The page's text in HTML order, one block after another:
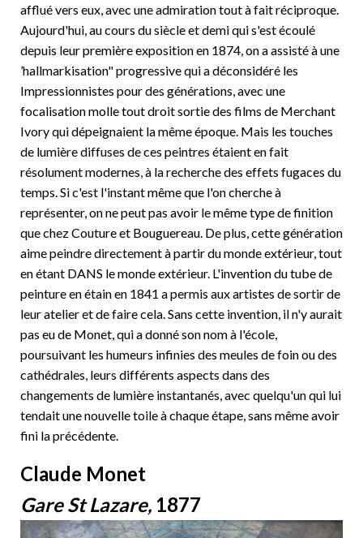
afflué vers eux, avec une admiration tout à fait réciproque.
Aujourd'hui, au cours du siècle et demi qui s'est écoulé
depuis leur première exposition en 1874, on a assisté à une
’hallmarkisation" progressive qui a déconsidéré les
Impressionnistes pour des générations, avec une
focalisation molle tout droit sortie des films de Merchant
Ivory qui dépeignaient la même époque. Mais les touches
de lumière diffuses de ces peintres étaient en fait
résolument modernes, à la recherche des effets fugaces du
temps. Si c'est l'instant même que l'on cherche à
représenter, on ne peut pas avoir le même type de finition
que chez Couture et Bouguereau. De plus, cette génération
aime peindre directement à partir du monde extérieur, tout
en étant DANS le monde extérieur. L'invention du tube de
peinture en étain en 1841 a permis aux artistes de sortir de
leur atelier et de faire cela. Sans cette invention, il n'y aurait
pas eu de Monet, qui a donné son nom à l'école,
poursuivant les humeurs infinies des meules de foin ou des
cathédrales, leurs différents aspects dans des
changements de lumière instantanés, avec quelqu'un qui lui
tendait une nouvelle toile à chaque étape, sans même avoir
fini la précédente.
Claude Monet
Gare St Lazare, 1877